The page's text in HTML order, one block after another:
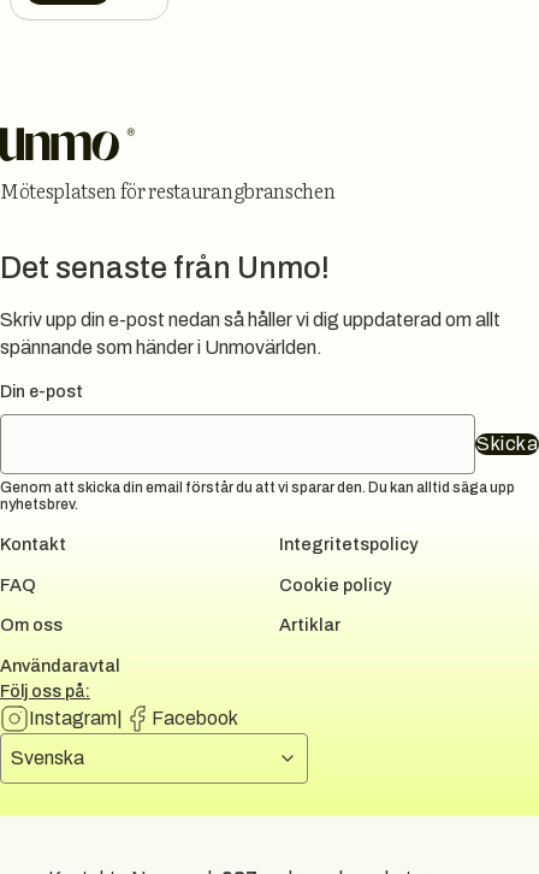
Mötesplatsen för restaurangbranschen
Det senaste från Unmo!
Skriv upp din e-post nedan så håller vi dig uppdaterad om allt
spännande som händer i Unmovärlden.
Din e-post
Skicka
Genom att skicka din email förstår du att vi sparar den. Du kan alltid säga upp
nyhetsbrev.
Kontakt
FAQ
Om oss
Användaravtal
Integritetspolicy
Cookie policy
Artiklar
Följ oss på:
Instagram
Facebook
Välj språk
Svenska